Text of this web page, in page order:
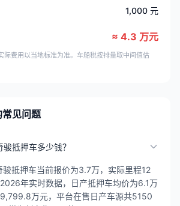
1,000 元
≈ 4.3 万元
际费用以当地标准为准。车船税按排量取中间值估
见问题
抵押车多少钱？
抵押车当前报价为3.7万，实际里程12
年实时数据，日产抵押车均价为6.1万
万元，平台在售日产车源共5150